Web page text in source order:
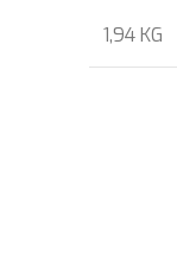
1,94 KG